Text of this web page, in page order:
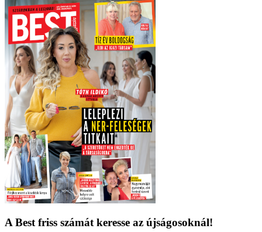
A Best friss számát keresse az újságosoknál!